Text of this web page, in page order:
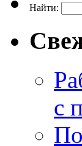
Найти:
с